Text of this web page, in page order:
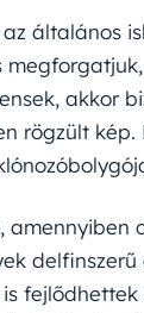
általános
akkor
rögzült kép.
amennyiben
delfinszerű